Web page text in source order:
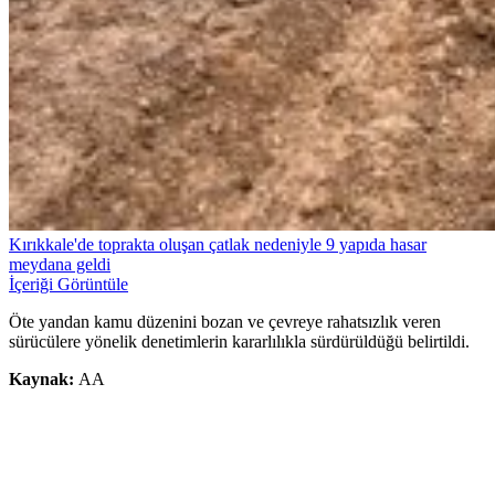
Kırıkkale'de toprakta oluşan çatlak nedeniyle 9 yapıda hasar
meydana geldi
İçeriği Görüntüle
Öte yandan kamu düzenini bozan ve çevreye rahatsızlık veren
sürücülere yönelik denetimlerin kararlılıkla sürdürüldüğü belirtildi.
Kaynak: AA